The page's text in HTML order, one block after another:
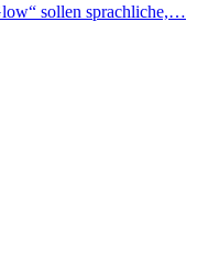
sollen sprachliche,…